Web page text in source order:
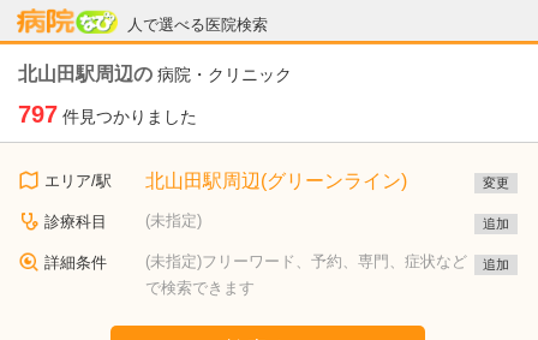
人で選べる医院検索
病院なび
北山田駅周辺の 病院・クリニック
797 件見つかりました
エリア/駅 北山田駅周辺(グリーンライン) 変更
診療科目 (未指定) 追加
詳細条件
(未指定)フリーワード、予約、専門、症状など
で検索できます
追加